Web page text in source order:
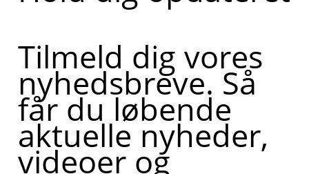
Tilmeld dig vores
nyhedsbreve. Så
får du løbende
aktuelle nyheder,
videoer og